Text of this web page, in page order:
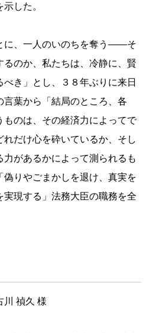
した。
に、一人のいのちを奪う――そ
のか、私たちは、冷静に、賢
き」とし、３８年ぶりに来日
言葉から「結局のところ、各
ものは、その経済力によってで
だけ心を砕いているか、そし
があるかによって測られるも
りやごまかしを退け、真実を
実現する」法務大臣の職務を全
禎久 様